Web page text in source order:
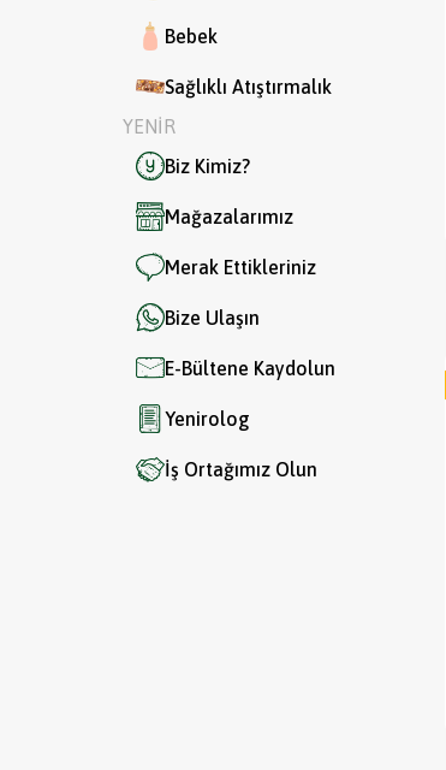
Bebek
Sağlıklı Atıştırmalık
YENİR
Biz Kimiz?
Mağazalarımız
Merak Ettikleriniz
Bize Ulaşın
E-Bültene Kaydolun
Yenirolog
İş Ortağımız Olun